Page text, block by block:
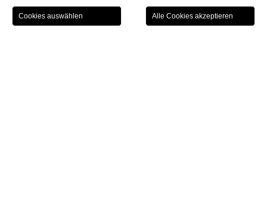
Freier Eintritt in das Excelsior SPA
10% Rabatt auf die erste SPA-
HOTEL AUSWÄHLEN
CHECK IN / CHECK OUT
GÄSTE